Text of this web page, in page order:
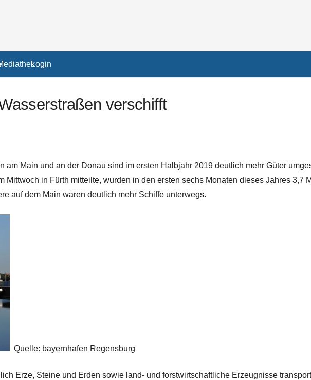
Login
verschifft
am Main und an der Donau sind im ersten Halbjahr 2019 deutlich mehr Güter
Mittwoch in Fürth mitteilte, wurden in den ersten sechs Monaten dieses Jahres 3,7
auf dem Main waren deutlich mehr Schiffe unterwegs.
Quelle: bayernhafen Regensburg
Erze, Steine und Erden sowie land- und forstwirtschaftliche Erzeugnisse